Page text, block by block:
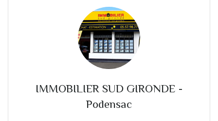
IMMOBILIER SUD GIRONDE -
Podensac